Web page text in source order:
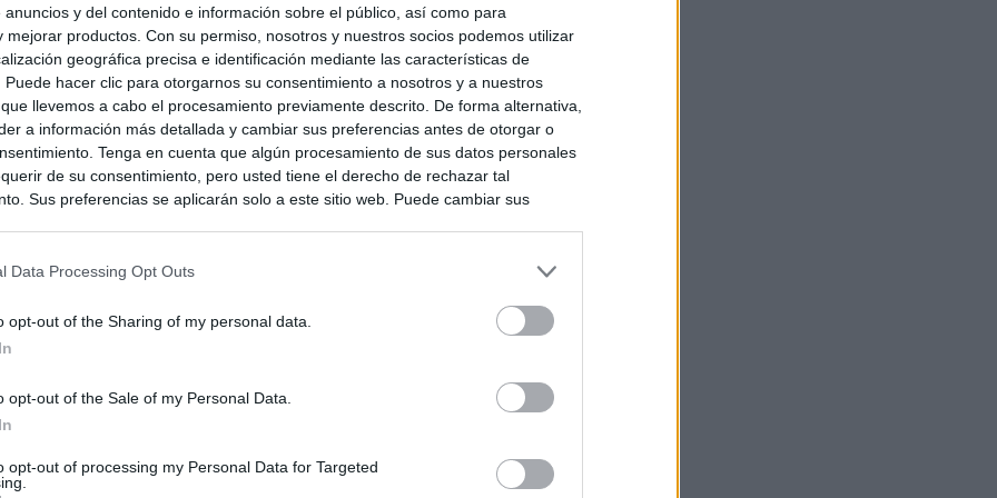
anuncios y del contenido e información sobre el público, así como para
mejorar productos. Con su permiso, nosotros y nuestros socios podemos utilizar
geográfica precisa e identificación mediante las características de
Puede hacer clic para otorgarnos su consentimiento a nosotros y a nuestros
llevemos a cabo el procesamiento previamente descrito. De forma alternativa,
a información más detallada y cambiar sus preferencias antes de otorgar o
Tenga en cuenta que algún procesamiento de sus datos personales
de su consentimiento, pero usted tiene el derecho de rechazar tal
Sus preferencias se aplicarán solo a este sitio web. Puede cambiar sus
Data Processing Opt Outs
opt-out of the Sharing of my personal data.
opt-out of the Sale of my Personal Data.
opt-out of processing my Personal Data for Targeted